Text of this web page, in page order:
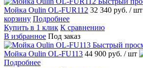
Мойка Oulin OL-FUR112 32 340 руб. / шт
корзину Подробнее
Купить в 1 клик К сравнению
В избранное Под заказ
Быстрый
Мойка Oulin OL-FU113 44 900 руб. / шт
Подробнее